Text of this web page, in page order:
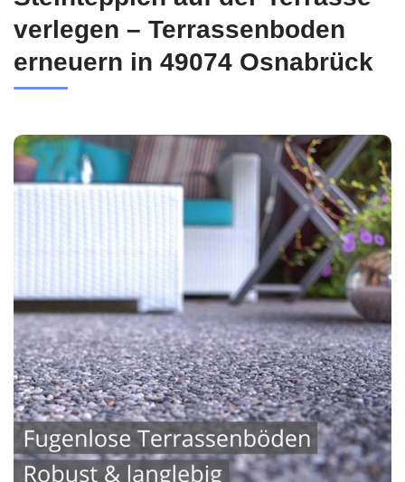
verlegen – Terrassenboden
erneuern in 49074 Osnabrück